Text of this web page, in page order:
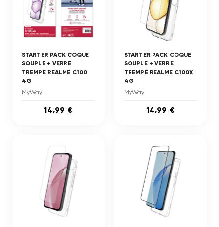
STARTER PACK COQUE
SOUPLE + VERRE
TREMPE REALME C100
4G
MyWay
14,99 €
STARTER PACK COQUE
SOUPLE + VERRE
TREMPE REALME C100X
4G
MyWay
14,99 €